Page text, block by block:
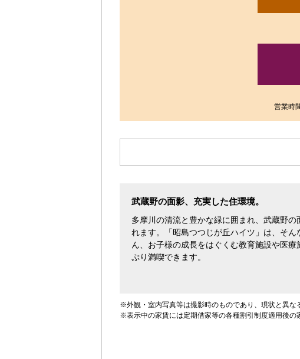
す。
営業時
武蔵野の面影、充実した住環境。
多摩川の清流と豊かな緑に囲まれ、武蔵野
れます。「昭島つつじが丘ハイツ」は、そ
ん、お子様の成長をはぐくむ教育施設や医
ぷり満喫できます。
※外観・室内写真等は撮影時のものであり、現状と異な
※表示中の家賃には定期借家等の各種割引制度適用後の